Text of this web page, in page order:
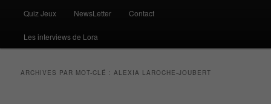
Quiz Jeux NewsLetter Contact
Les interviews de Lora
ARCHIVES PAR MOT-CLÉ :ALEXIA LAROCHE-JOUBERT